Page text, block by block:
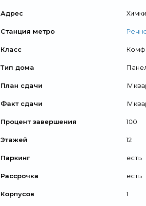
Адрес
Станция метро
Класс
Тип дома
План сдачи IV
Факт сдачи IV
Процент завершения 100
Этажей 12
Паркинг есть
Рассрочка есть
Корпусов 1